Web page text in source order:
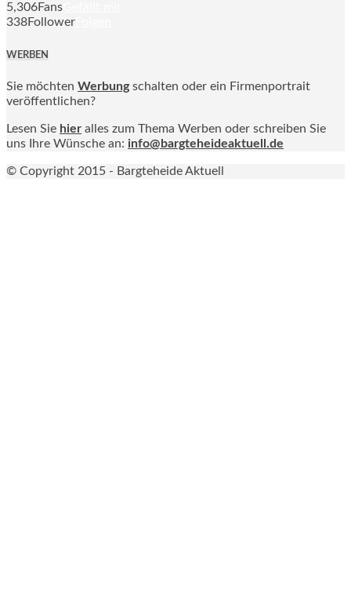
5,306Fans
338Follower
WERBEN
Sie möchten Werbung schalten oder ein Firmenportrait
veröffentlichen?
Lesen Sie hier alles zum Thema Werben oder schreiben Sie
uns Ihre Wünsche an: info@bargteheideaktuell.de
© Copyright 2015 - Bargteheide Aktuell